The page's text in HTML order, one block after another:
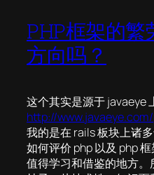
PHP框架的
方向吗？
这个其实是源于 javaeye
http://
我的是在 rails 板块上诸
如何评价 php 以及 php
值得学习和借鉴的地方